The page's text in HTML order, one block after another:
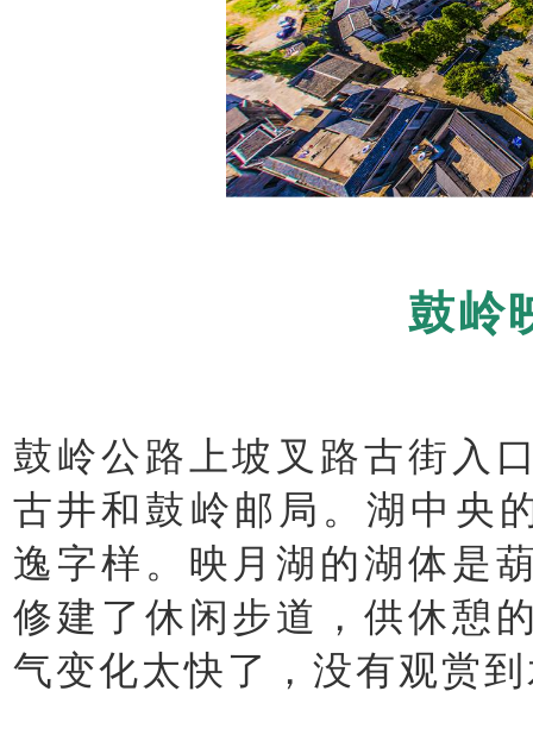
鼓岭
鼓岭公路上坡叉路古街入
古井和鼓岭邮局。湖中央
逸字样。映月湖的湖体是
修建了休闲步道，供休憩
气变化太快了，没有观赏